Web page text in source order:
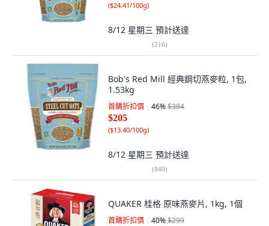
($24.41/100g)
8/12 星期三 預計送達
(216)
Bob's Red Mill 經典鋼切燕麥粒, 1包,
1.53kg
首購折扣價 46%$384
$205
($13.40/100g)
8/12 星期三 預計送達
(840)
QUAKER 桂格 原味燕麥片, 1kg, 1個
首購折扣價 40%$299